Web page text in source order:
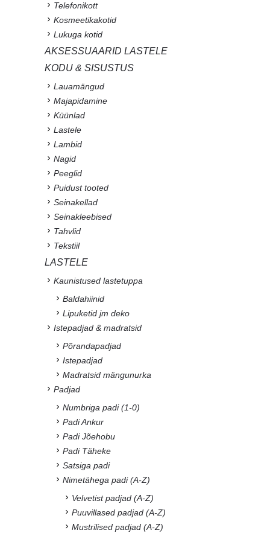
Telefonikott
Kosmeetikakotid
Lukuga kotid
AKSESSUAARID LASTELE
KODU & SISUSTUS
Lauamängud
Majapidamine
Küünlad
Lastele
Lambid
Nagid
Peeglid
Puidust tooted
Seinakellad
Seinakleebised
Tahvlid
Tekstiil
LASTELE
Kaunistused lastetuppa
Baldahiinid
Lipuketid jm deko
Istepadjad & madratsid
Põrandapadjad
Istepadjad
Madratsid mängunurka
Padjad
Numbriga padi (1-0)
Padi Ankur
Padi Jõehobu
Padi Täheke
Satsiga padi
Nimetähega padi (A-Z)
Velvetist padjad (A-Z)
Puuvillased padjad (A-Z)
Mustrilised padjad (A-Z)